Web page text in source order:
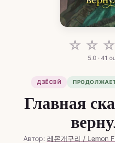
☆ ☆ ☆
5.0 · 41
ДЗЁСЭЙ
Главная
Автор: 레몬개구리 / Lemon